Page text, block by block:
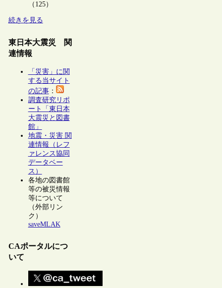
（125）
続きを見る
東日本大震災 関
連情報
「災害」に関
する当サイト
の記事：
調査研究リポ
ート「東日本
大震災と図書
館」
地震・災害 関
連情報（レフ
ァレンス協同
データベー
ス）
各地の図書館
等の被災情報
等について
（外部リン
ク）
saveMLAK
CAポータルにつ
いて